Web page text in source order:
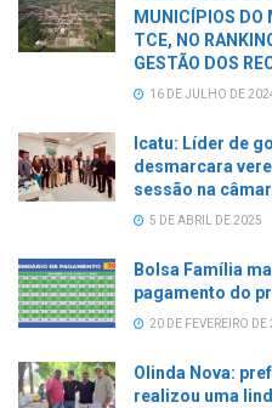
MUNICÍPIOS DO
TCE, NO
GESTÃO DOS
16 DE JULHO DE
Icatu: Líder de
desmarcara
sessão na
5 DE ABRIL DE 2025
Bolsa Família
pagamento do
20 DE FEVEREIRO DE
Olinda Nova:
realizou uma